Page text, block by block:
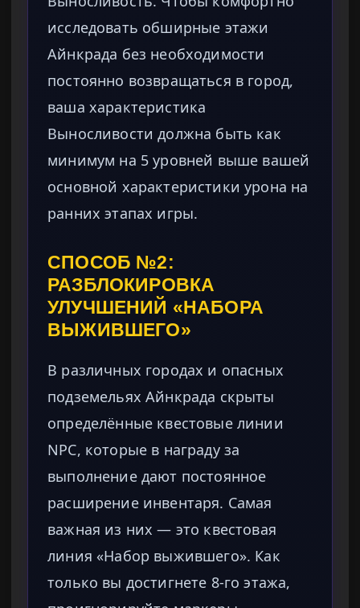
исследовать обширные этажи
Айнкрада без необходимости
постоянно возвращаться в город,
ваша характеристика
Выносливости должна быть как
минимум на 5 уровней выше вашей
основной характеристики урона на
ранних этапах игры.
СПОСОБ №2:
РАЗБЛОКИРОВКА
УЛУЧШЕНИЙ «НАБОРА
ВЫЖИВШЕГО»
В различных городах и опасных
подземельях Айнкрада скрыты
определённые квестовые линии
NPC, которые в награду за
выполнение дают постоянное
расширение инвентаря. Самая
важная из них — это квестовая
линия «Набор выжившего». Как
только вы достигнете 8-го этажа,